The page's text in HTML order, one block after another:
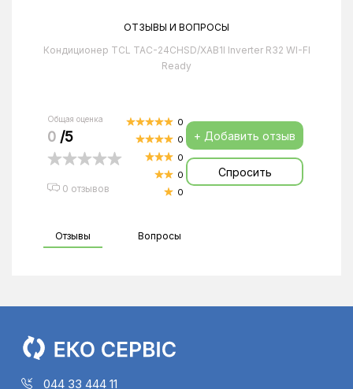
ОТЗЫВЫ И ВОПРОСЫ
Кондиционер TCL TAC-24CHSD/XAB1I Inverter R32 WI-FI
Ready
Общая оценка
0 /5
0 отзывов
0
0
0
0
0
+ Добавить отзыв
Спросить
Отзывы Вопросы
044 33 444 11